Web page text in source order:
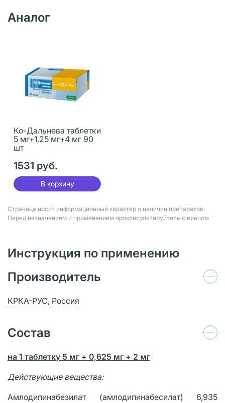
Аналог
Ко-Дальнева таблетки
5 мг+1,25 мг+4 мг 90
шт
1531 руб.
В корзину
Страница носит информационный характер о наличии препаратов.
Перед назначением и применением проконсультируйтесь с врачом
Инструкция по применению
Производитель
КРКА-РУС, Россия
Состав
на 1 таблетку 5 мг + 0,625 мг + 2 мг
Действующие вещества:
Амлодипинабезилат (амлодипинабесилат) 6,935